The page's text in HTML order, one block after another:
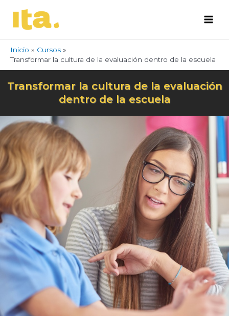
contenido
Inicio
Cursos
Transformar la cultura de la evaluación dentro de la escuela
Transformar la cultura de la evaluación
dentro de la escuela